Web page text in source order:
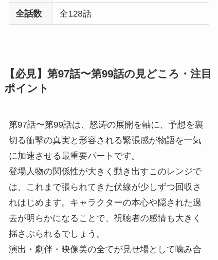
全話数 全128話
【必見】第97話〜第99話の見どころ・注目
ポイント
第97話〜第99話は、怒涛の展開を軸に、予想を裏
切る衝撃の真実と形容される緊張感が物語を一気
に加速させる最重要パートです。
登場人物の関係性が大きく動き出すこのレンジで
は、これまで張られてきた伏線が少しずつ回収さ
れはじめます。キャラクターの本心や隠された過
去が明らかになることで、視聴者の感情も大きく
揺さぶられるでしょう。
演出・劇伴・映像美の全てが見せ場として噛み合